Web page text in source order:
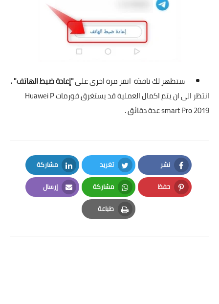
ستظهر لك نافذة انقر مرة اخرى على"إعادة ضبط الهاتف" .
انتظر الى ان يتم اكمال العملية قد يستغرق فورماتHuawei P
smart Pro 2019عدة دقائق .
نشر
Facebook
تغريد
Twitter
مشاركة
LinkedIn
حفظ
Pinterest
مشاركة
Whatsapp
إرسال
Email
طباعة
Print